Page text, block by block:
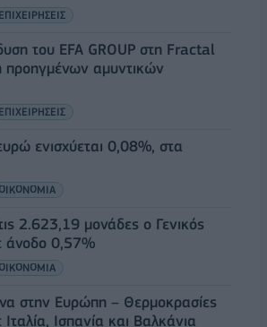
ΕΠΙΧΕΙΡΗΣΕΙΣ
του EFA GROUP στη Fractal
προηγμένων αμυντικών
ΕΠΙΧΕΙΡΗΣΕΙΣ
ενισχύεται 0,08%, στα
ΟΙΚΟΝΟΜΙΑ
2.623,19 μονάδες ο Γενικός
άνοδο 0,57%
ΟΙΚΟΝΟΜΙΑ
στην Ευρώπη – Θερμοκρασίες
Ισπανία και Βαλκάνια